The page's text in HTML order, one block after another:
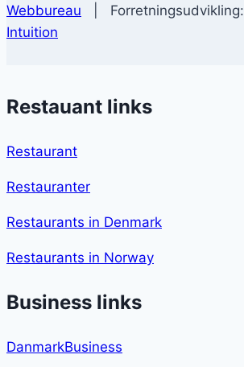
Webbureau | Forretningsudvikling:
Intuition
Restauant links
Restaurant
Restauranter
Restaurants in Denmark
Restaurants in Norway
Business links
DanmarkBusiness